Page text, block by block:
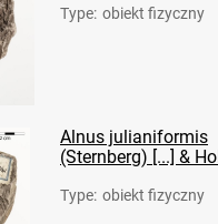
Type: obiekt fizyczny
Alnus julianiformis
(Sternberg) [...] &
Type: obiekt fizyczny